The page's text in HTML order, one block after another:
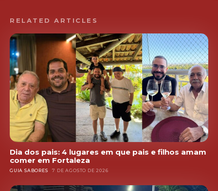
RELATED ARTICLES
Dia dos pais: 4 lugares em que pais e filhos amam
comer em Fortaleza
GUIA SABORES 7 DE AGOSTO DE 2026